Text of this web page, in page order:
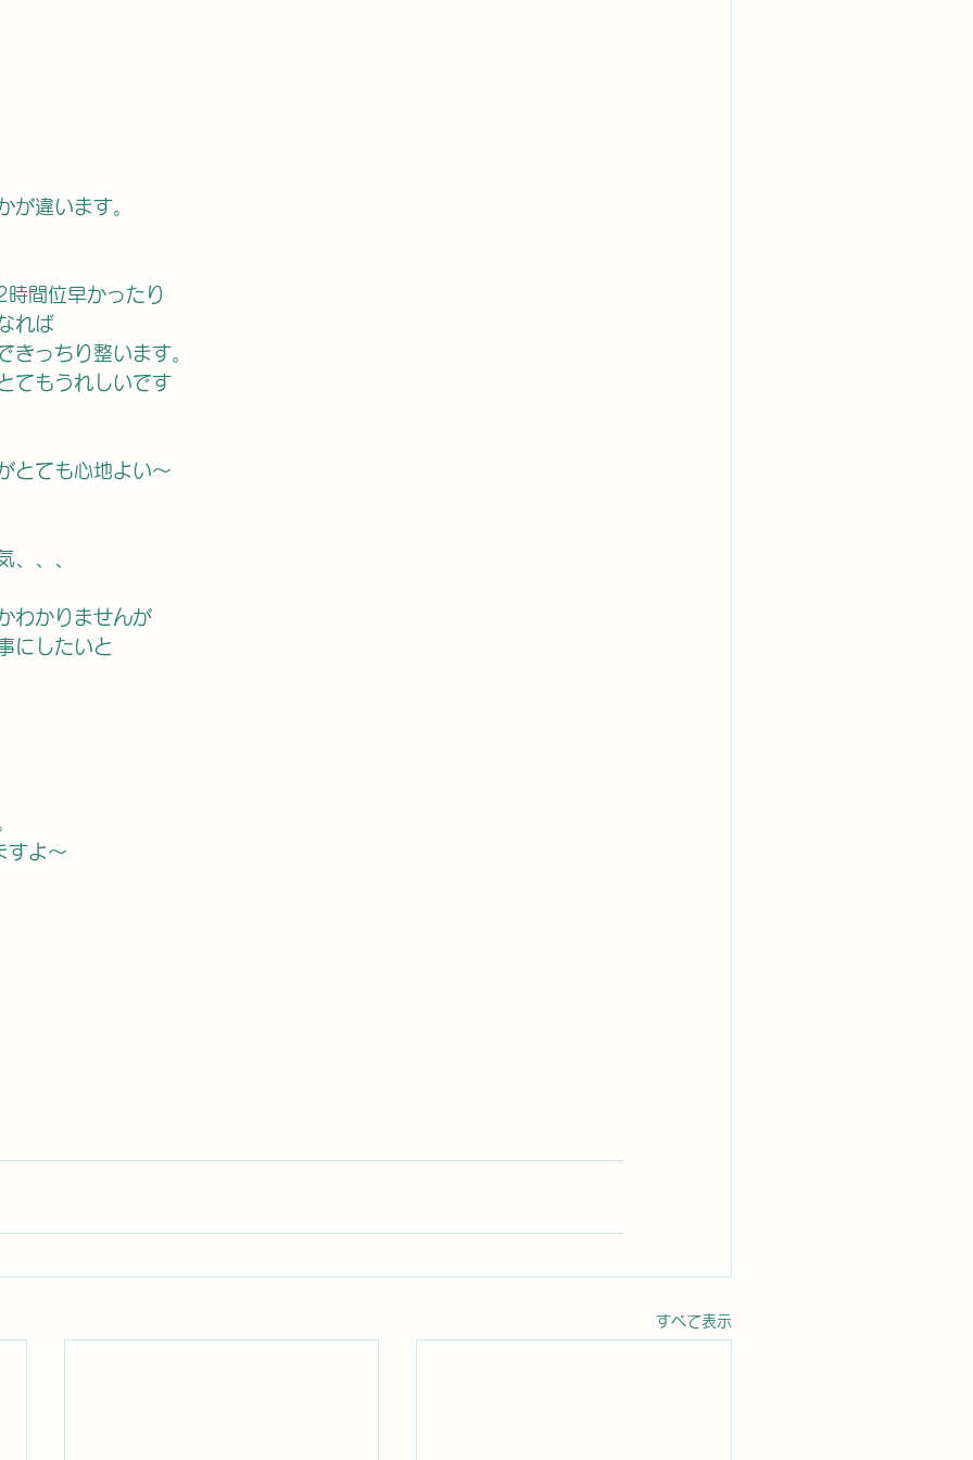
が違います。
間位早かったり
れば
きっちり整います。
てもうれしいです
とても心地よい〜
、、、
わかりませんが
にしたいと
すよ〜
すべて表示